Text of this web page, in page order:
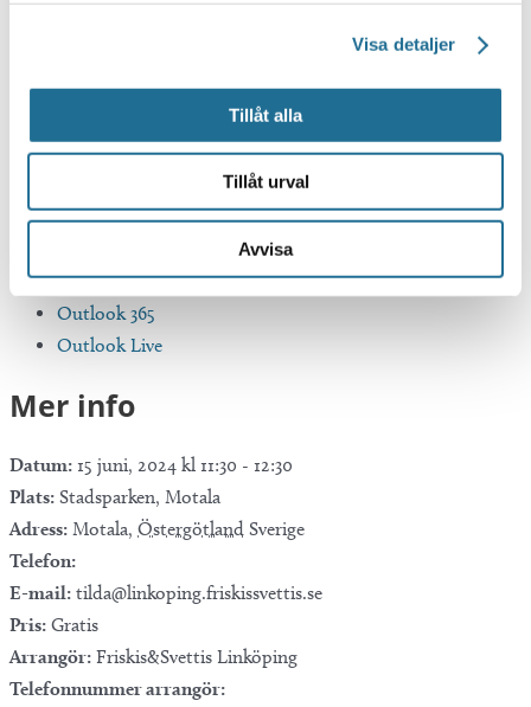
Visa detaljer
Tillåt alla
Tillåt urval
Avvisa
iCalendar
Outlook 365
Outlook Live
Mer info
Datum: 15 juni, 2024 kl 11:30 - 12:30
Plats: Stadsparken, Motala
Adress: Motala, Östergötland Sverige
Telefon:
E-mail: tilda@linkoping.friskissvettis.se
Pris: Gratis
Arrangör: Friskis&Svettis Linköping
Telefonnummer arrangör: